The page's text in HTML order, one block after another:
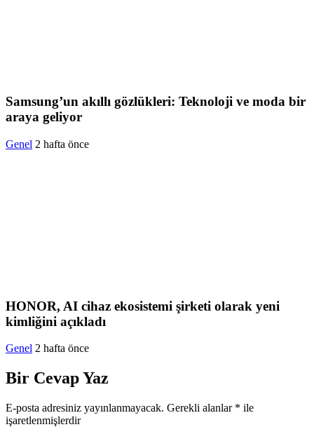
Samsung’un akıllı gözlükleri: Teknoloji ve moda bir
araya geliyor
Genel 2 hafta önce
HONOR, AI cihaz ekosistemi şirketi olarak yeni
kimliğini açıkladı
Genel 2 hafta önce
Bir Cevap Yaz
E-posta adresiniz yayınlanmayacak. Gerekli alanlar * ile
işaretlenmişlerdir